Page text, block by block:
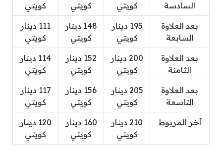
السادسة
كويتي
كويتي
كويتي
بعد العلاوة
السابعة
195 دينار
كويتي
148 دينار
كويتي
111 دينار
كويتي
بعد العلاوة
الثامنة
200 دينار
كويتي
152 دينار
كويتي
114 دينار
كويتي
بعد العلاوة
التاسعة
205 دينار
كويتي
156 دينار
كويتي
117 دينار
كويتي
آخر المربوط
210 دينار
كويتي
160 دينار
كويتي
120 دينار
كويتي